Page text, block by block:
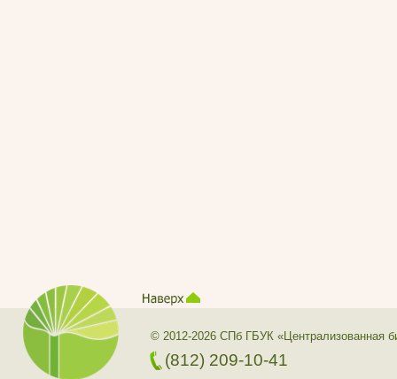
© 2012-2026 СПб ГБУК «Централизованная
(812) 209-10-41